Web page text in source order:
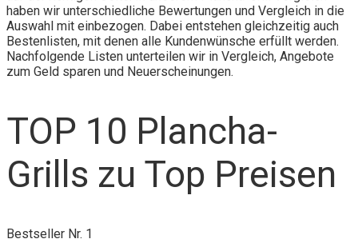
haben wir unterschiedliche Bewertungen und Vergleich in die
Auswahl mit einbezogen. Dabei entstehen gleichzeitig auch
Bestenlisten, mit denen alle Kundenwünsche erfüllt werden.
Nachfolgende Listen unterteilen wir in Vergleich, Angebote
zum Geld sparen und Neuerscheinungen.
TOP 10 Plancha-
Grills zu Top Preisen
Bestseller Nr. 1